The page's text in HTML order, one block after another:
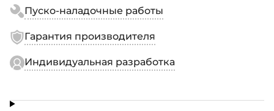
Пуско-наладочные работы
Гарантия производителя
Индивидуальная разработка